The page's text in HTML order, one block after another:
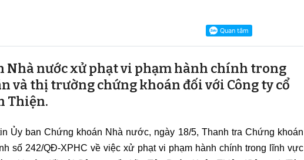
Nhà nước xử phạt vi phạm hành chính trong
và thị trường chứng khoán đối với Công ty cổ
Thiện.
Ủy ban Chứng khoán Nhà nước, ngày 18/5, Thanh tra Chứng khoán
số 242/QĐ-XPHC về việc xử phạt vi phạm hành chính trong lĩnh vực